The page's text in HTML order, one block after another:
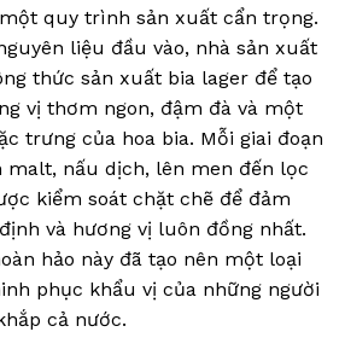
quy trình sản xuất cẩn trọng.
liệu đầu vào, nhà sản xuất
thức sản xuất bia lager để tạo
vị thơm ngon, đậm đà và một
trưng của hoa bia. Mỗi giai đoạn
malt, nấu dịch, lên men đến lọc
kiểm soát chặt chẽ để đảm
và hương vị luôn đồng nhất.
hảo này đã tạo nên một loại
phục khẩu vị của những người
cả nước.